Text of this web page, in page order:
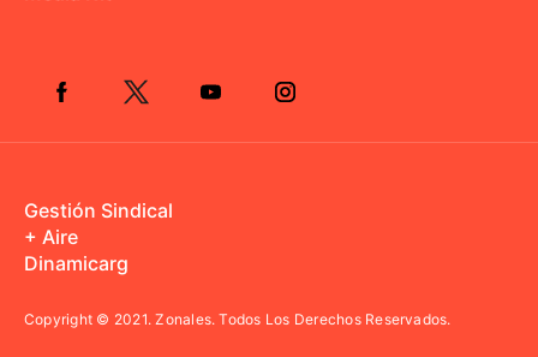
Gestión Sindical
+ Aire
Dinamicarg
Copyright © 2021.Zonales. Todos Los Derechos Reservados.